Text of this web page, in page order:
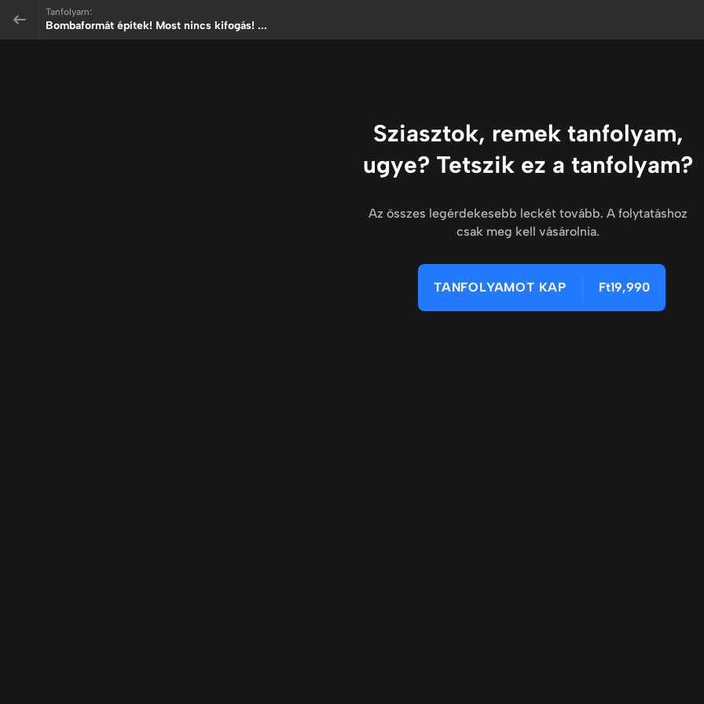
Tanfolyam:
Bombaformát építek! Most nincs kifogás! ...
Sziasztok, remek tanfolyam,
ugye? Tetszik ez a tanfolyam?
Az összes legérdekesebb leckét tovább. A folytatáshoz
csak meg kell vásárolnia.
TANFOLYAMOT KAP Ft19,990